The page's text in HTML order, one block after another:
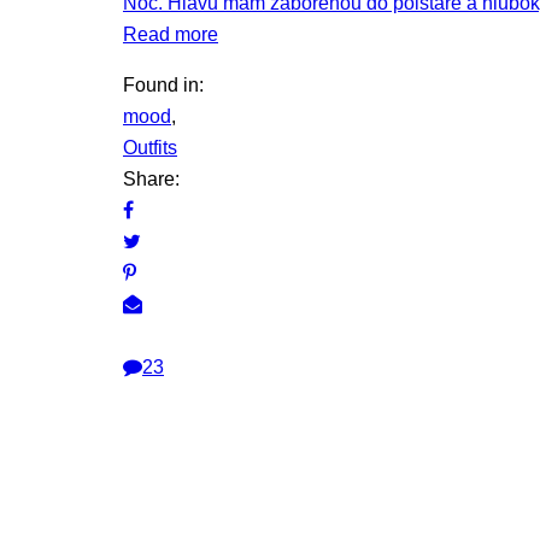
Read more
Found in:
mood,
Outfits
Share:
23